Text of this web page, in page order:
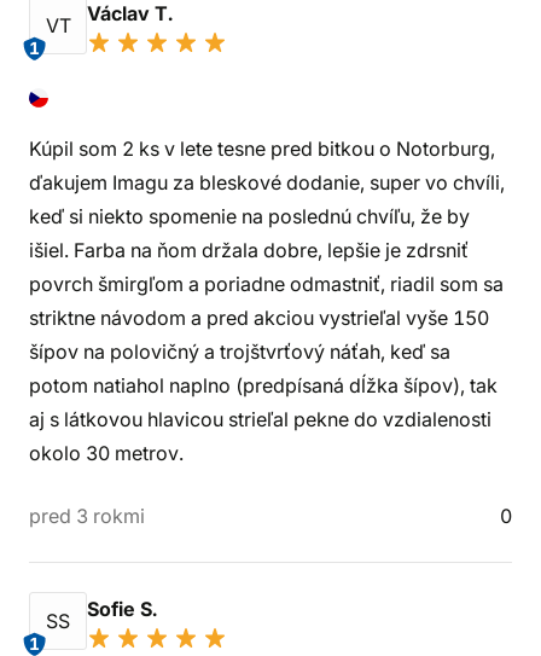
VT
1
Václav T.
Kúpil som 2 ks v lete tesne pred bitkou o Notorburg,
ďakujem Imagu za bleskové dodanie, super vo chvíli,
keď si niekto spomenie na poslednú chvíľu, že by
išiel. Farba na ňom držala dobre, lepšie je zdrsniť
povrch šmirgľom a poriadne odmastniť, riadil som sa
striktne návodom a pred akciou vystrieľal vyše 150
šípov na polovičný a trojštvrťový náťah, keď sa
potom natiahol naplno (predpísaná dĺžka šípov), tak
aj s látkovou hlavicou strieľal pekne do vzdialenosti
okolo 30 metrov.
pred 3 rokmi 0
SS
1
Sofie S.